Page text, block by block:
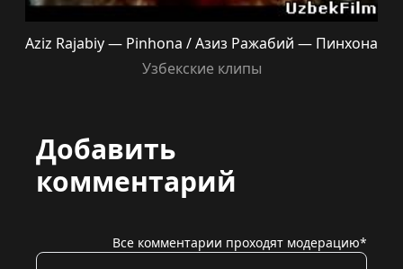
Aziz Rajabiy — Pinhona / Азиз Ражабий — Пинхона
Узбекские клипы
Добавить
комментарий
Все комментарии проходят модерацию*